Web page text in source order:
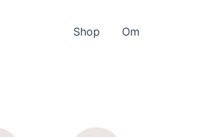
Shop Om